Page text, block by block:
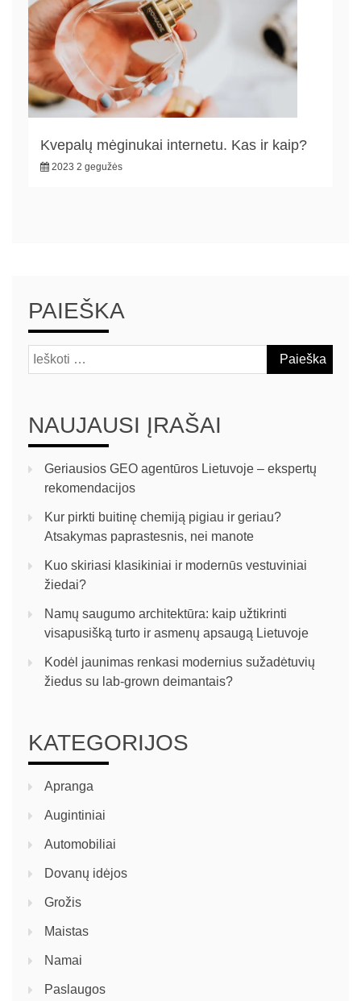
Kvepalų mėginukai internetu. Kas ir kaip?
2023 2 gegužės
PAIEŠKA
NAUJAUSI ĮRAŠAI
Geriausios GEO agentūros Lietuvoje – ekspertų
rekomendacijos
Kur pirkti buitinę chemiją pigiau ir geriau?
Atsakymas paprastesnis, nei manote
Kuo skiriasi klasikiniai ir modernūs vestuviniai
žiedai?
Namų saugumo architektūra: kaip užtikrinti
visapusišką turto ir asmenų apsaugą Lietuvoje
Kodėl jaunimas renkasi modernius sužadėtuvių
žiedus su lab-grown deimantais?
KATEGORIJOS
Apranga
Augintiniai
Automobiliai
Dovanų idėjos
Grožis
Maistas
Namai
Paslaugos